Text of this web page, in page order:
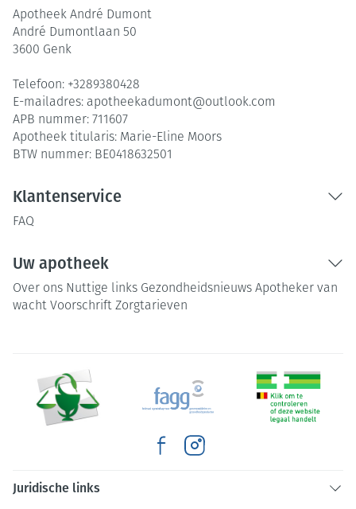
Apotheek André Dumont
André Dumontlaan 50
3600 Genk
Telefoon: +3289380428
E-mailadres: apotheekadumont@outlook.com
APB nummer: 711607
Apotheek titularis: Marie-Eline Moors
BTW nummer: BE0418632501
Klantenservice
FAQ
Uw apotheek
Over ons Nuttige links Gezondheidsnieuws Apotheker van
wacht Voorschrift Zorgtarieven
Juridische links